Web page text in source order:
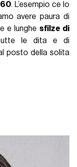
. L’esempio ce lo
avere paura di
e lunghe sfilze di
le dita e di
posto della solita